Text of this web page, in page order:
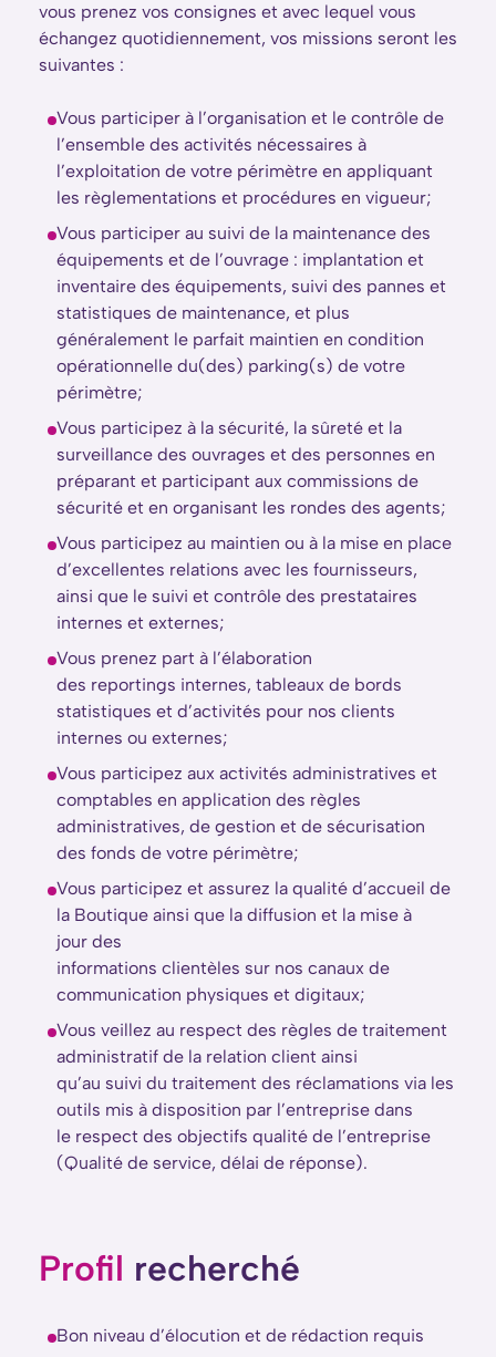
vous prenez vos consignes et avec lequel vous
échangez quotidiennement, vos missions seront les
suivantes :
Vous participer à l’organisation et le contrôle de
l’ensemble des activités nécessaires à
l’exploitation de votre périmètre en appliquant
les règlementations et procédures en vigueur;
Vous participer au suivi de la maintenance des
équipements et de l’ouvrage : implantation et
inventaire des équipements, suivi des pannes et
statistiques de maintenance, et plus
généralement le parfait maintien en condition
opérationnelle du(des) parking(s) de votre
périmètre;
Vous participez à la sécurité, la sûreté et la
surveillance des ouvrages et des personnes en
préparant et participant aux commissions de
sécurité et en organisant les rondes des agents;
Vous participez au maintien ou à la mise en place
d’excellentes relations avec les fournisseurs,
ainsi que le suivi et contrôle des prestataires
internes et externes;
Vous prenez part à l’élaboration
des reportings internes, tableaux de bords
statistiques et d’activités pour nos clients
internes ou externes;
Vous participez aux activités administratives et
comptables en application des règles
administratives, de gestion et de sécurisation
des fonds de votre périmètre;
Vous participez et assurez la qualité d’accueil de
la Boutique ainsi que la diffusion et la mise à
jour des
informations clientèles sur nos canaux de
communication physiques et digitaux;
Vous veillez au respect des règles de traitement
administratif de la relation client ainsi
qu’au suivi du traitement des réclamations via les
outils mis à disposition par l’entreprise dans
le respect des objectifs qualité de l’entreprise
(Qualité de service, délai de réponse).
Profil recherché
Bon niveau d’élocution et de rédaction requis